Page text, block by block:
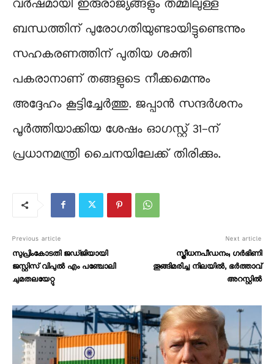
വർഷമായി ഇരുരാജ്യങ്ങളും തമ്മിലുള്ള
ബന്ധത്തിന് പുരോ​ഗതിയുണ്ടായിട്ടുണ്ടെന്നും
സഹകരണത്തിന് പുതിയ ശക്തി
പകരാനാണ് തങ്ങളുടെ നീക്കമെന്നും
അദ്ദേഹം കൂട്ടിച്ചേർത്തു. ജപ്പാൻ സന്ദർശനം
പൂർത്തിയാക്കിയ ശേഷം ഓ​ഗസ്റ്റ് 31-ന്
പ്രധാനമന്ത്രി ചൈനയിലേക്ക് തിരിക്കും.
Previous article
സുപ്രിംകോടതി ജഡ്ജിയായി
ജസ്റ്റിസ് വിപുല്‍ എം പഞ്ചോലി
ചുമതലയേറ്റു
Next article
സ്ത്രീധനപീഡനം; ​ഗർഭിണി
തൂങ്ങിമരിച്ച നിലയിൽ, ഭർത്താവ്
അറസ്റ്റിൽ